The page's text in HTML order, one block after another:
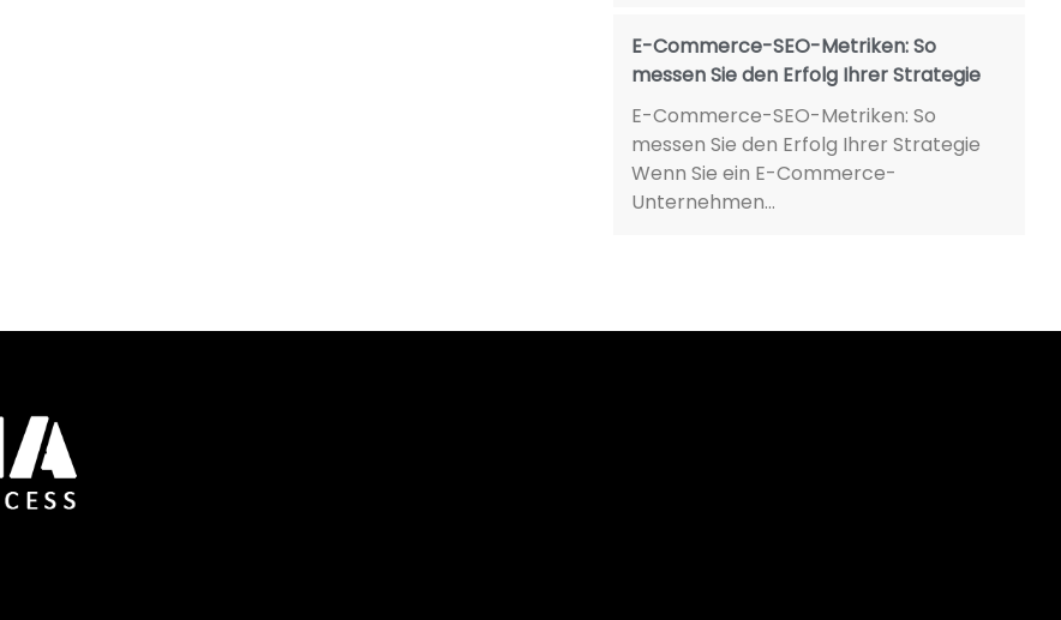
E-Commerce-SEO-Metriken: So
messen Sie den Erfolg Ihrer Strategie
E-Commerce-SEO-Metriken: So
messen Sie den Erfolg Ihrer Strategie
Wenn Sie ein E-Commerce-
Unternehmen...